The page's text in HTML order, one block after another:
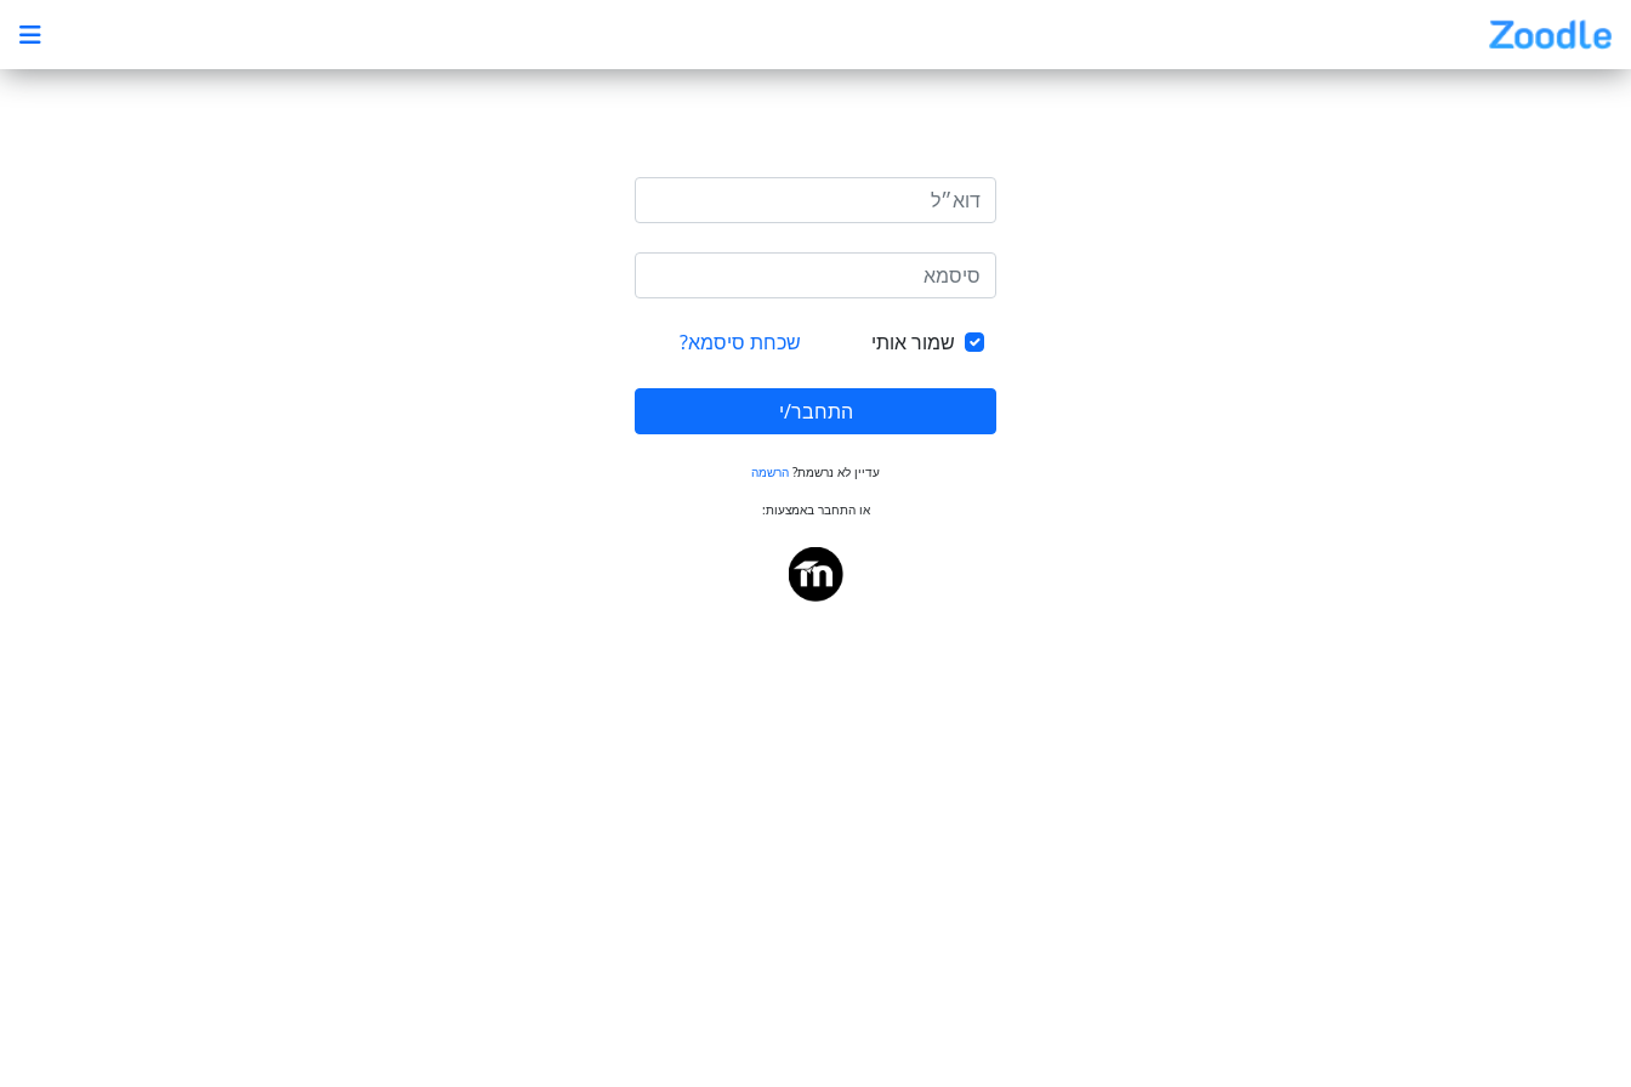
שמור אותי שכחת סיסמא?
התחבר/י
עדיין לא נרשמת? הרשמה
או התחבר באמצעות: